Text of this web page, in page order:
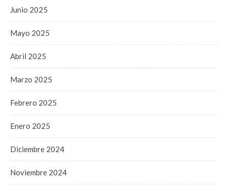
Junio 2025
Mayo 2025
Abril 2025
Marzo 2025
Febrero 2025
Enero 2025
Diciembre 2024
Noviembre 2024